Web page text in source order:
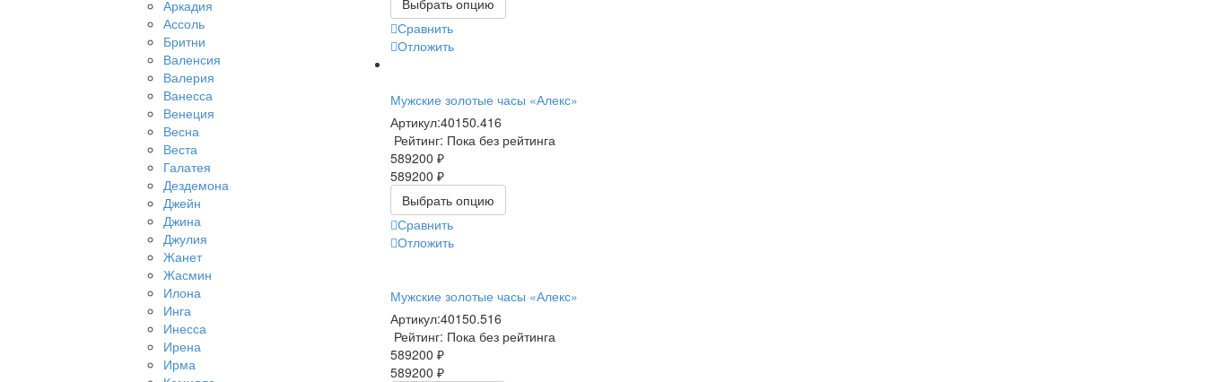
Аркадия
Ассоль
Бритни
Валенсия
Валерия
Ванесса
Венеция
Весна
Веста
Галатея
Дездемона
Джейн
Джина
Джулия
Жанет
Жасмин
Илона
Инга
Инесса
Ирена
Ирма
Сравнить
Отложить
Мужские золотые часы «Алекс»
Артикул:40150.416
Рейтинг: Пока без рейтинга
589200 ₽
589200 ₽
Выбрать опцию
Сравнить
Отложить
Мужские золотые часы «Алекс»
Артикул:40150.516
Рейтинг: Пока без рейтинга
589200 ₽
589200 ₽